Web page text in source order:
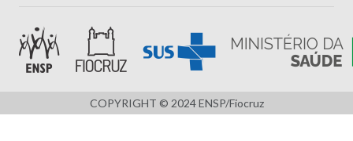
COPYRIGHT © 2024 ENSP/Fiocruz